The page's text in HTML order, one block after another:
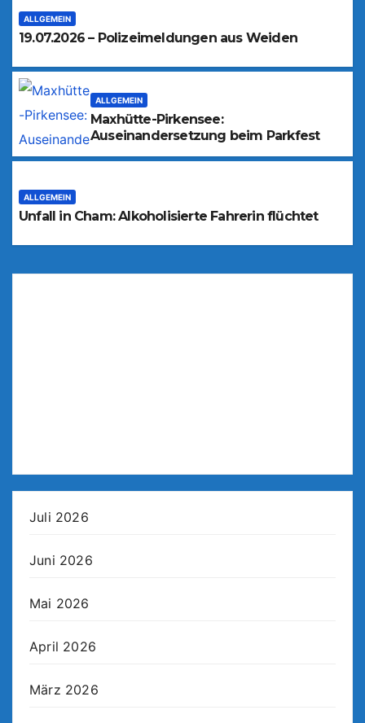
ALLGEMEIN
19.07.2026 – Polizeimeldungen aus Weiden
ALLGEMEIN
Maxhütte-Pirkensee:
Auseinandersetzung beim Parkfest
ALLGEMEIN
Unfall in Cham: Alkoholisierte Fahrerin flüchtet
Juli 2026
Juni 2026
Mai 2026
April 2026
März 2026